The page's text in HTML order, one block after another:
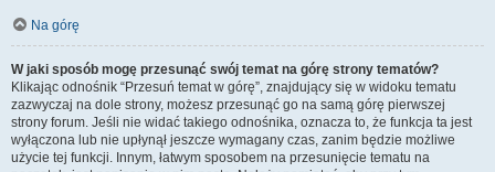
Na górę
W jaki sposób mogę przesunąć swój temat na górę strony tematów?
Klikając odnośnik “Przesuń temat w górę”, znajdujący się w widoku tematu
zazwyczaj na dole strony, możesz przesunąć go na samą górę pierwszej
strony forum. Jeśli nie widać takiego odnośnika, oznacza to, że funkcja ta jest
wyłączona lub nie upłynął jeszcze wymagany czas, zanim będzie możliwe
użycie tej funkcji. Innym, łatwym sposobem na przesunięcie tematu na